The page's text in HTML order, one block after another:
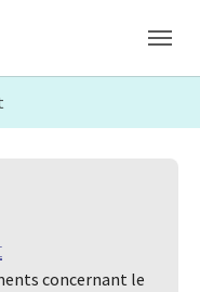
concernant le